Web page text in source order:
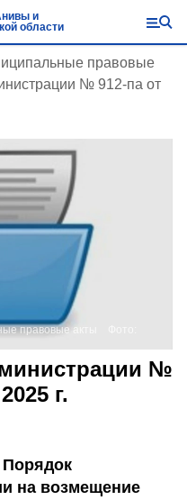
и
области
правовые
№ 912-па от
правовые акты
№
г.
на возмещение